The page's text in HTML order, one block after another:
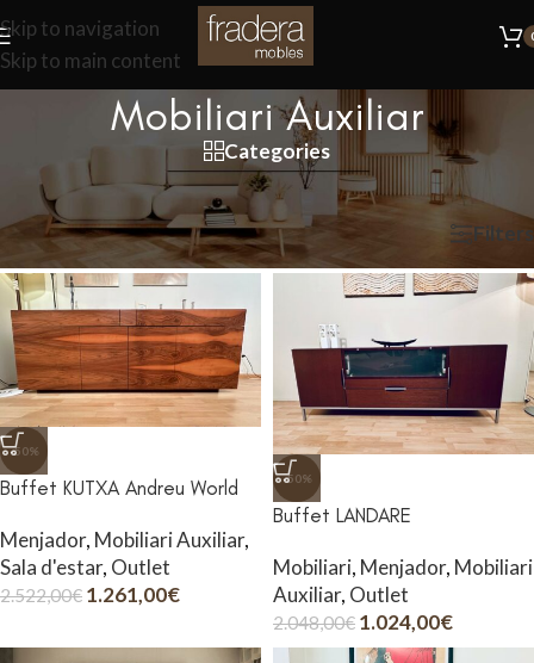
Skip to navigation
Skip to main content
Mobiliari Auxiliar
Categories
Rebedor · Miralls · Penjadors i altres
Inici Mobiliari/Mobiliari Auxiliar Filters
-50%
Buffet KUTXA Andreu World
Menjador, Mobiliari Auxiliar,
Sala d'estar, Outlet
2.522,00€ 1.261,00€
-50%
Buffet LANDARE
Mobiliari, Menjador, Mobiliari
Auxiliar, Outlet
2.048,00€ 1.024,00€